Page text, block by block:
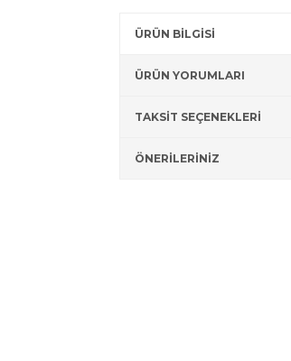
ÜRÜN BİLGİSİ
ÜRÜN YORUMLARI
TAKSİT SEÇENEKLERİ
ÖNERİLERİNİZ